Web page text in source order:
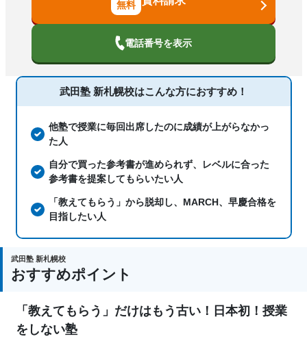
塾の特徴
中高一貫校生に対応、授業の振替可能、
不登校生に対応、1科目から受講可能、
季節講習のみの受講可、自習室あり
科目
電話番号を表示
武田塾 新札幌校はこんな方におすすめ！
他塾で授業に毎回出席したのに成績が上がらなかっ
た人
自分で買った参考書が進められず、レベルに合った
参考書を提案してもらいたい人
「教えてもらう」から脱却し、MARCH、早慶合格を
目指したい人
武田塾 新札幌校
おすすめポイント
「教えてもらう」だけはもう古い！日本初！授業
をしない塾